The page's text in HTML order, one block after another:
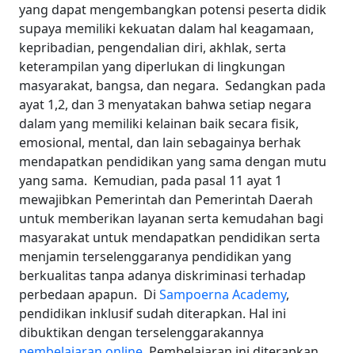
yang dapat mengembangkan potensi peserta didik
supaya memiliki kekuatan dalam hal keagamaan,
kepribadian, pengendalian diri, akhlak, serta
keterampilan yang diperlukan di lingkungan
masyarakat, bangsa, dan negara. Sedangkan pada
ayat 1,2, dan 3 menyatakan bahwa setiap negara
dalam yang memiliki kelainan baik secara fisik,
emosional, mental, dan lain sebagainya berhak
mendapatkan pendidikan yang sama dengan mutu
yang sama. Kemudian, pada pasal 11 ayat 1
mewajibkan Pemerintah dan Pemerintah Daerah
untuk memberikan layanan serta kemudahan bagi
masyarakat untuk mendapatkan pendidikan serta
menjamin terselenggaranya pendidikan yang
berkualitas tanpa adanya diskriminasi terhadap
perbedaan apapun. Di Sampoerna Academy,
pendidikan inklusif sudah diterapkan. Hal ini
dibuktikan dengan terselenggarakannya